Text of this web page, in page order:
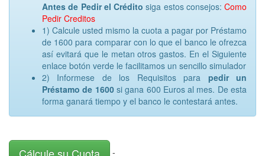
Antes de Pedir el Crédito siga estos consejos: Como
Pedir Creditos
1) Calcule usted mismo la cuota a pagar por Préstamo
de 1600 para comparar con lo que el banco le ofrezca
así evitará que le metan otros gastos. En el Siguiente
enlace botón verde le facilitamos un sencillo simulador
2) Informese de los Requisitos para pedir un
Préstamo de 1600 si gana 600 Euros al mes. De esta
forma ganará tiempo y el banco le contestará antes.
-